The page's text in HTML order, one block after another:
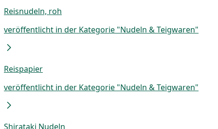
Reisnudeln, roh
veröffentlicht in der Kategorie "Nudeln & Teigwaren"
Reispapier
veröffentlicht in der Kategorie "Nudeln & Teigwaren"
Shirataki Nudeln